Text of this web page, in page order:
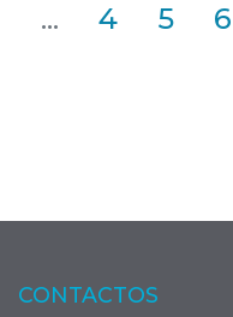
... 4 5 6
CONTACTOS